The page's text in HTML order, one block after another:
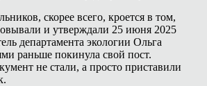
скорее всего, кроется в том,
и утверждали 25 июня 2025
департамента экологии Ольга
раньше покинула свой пост.
не стали, а просто приставили